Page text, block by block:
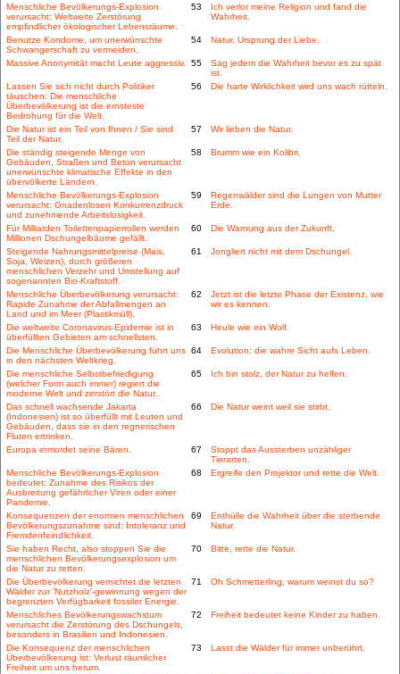
Menschliche Bevölkerungs-Explosion
verursacht: Weltweite Zerstörung
empfindlicher ökologischer Lebensräume.
53
Ich verlor meine Religion und fand die
Wahrheit.
Benutze Kondome, um unerwünschte
Schwangerschaft zu vermeiden.
54 Natur, Ursprung der Liebe.
Massive Anonymität macht Leute aggressiv. 55
Sag jedem die Wahrheit bevor es zu spät
ist.
Lassen Sie sich nicht durch Politiker
täuschen: Die menschliche
Überbevölkerung ist die ernsteste
Bedrohung für die Welt.
56 Die harte Wirklichkeit wird uns wach rütteln.
Die Natur ist ein Teil von Ihnen / Sie sind
Teil der Natur.
57 Wir lieben die Natur.
Die ständig steigende Menge von
Gebäuden, Straßen und Beton verursacht
unerwünschte klimatische Effekte in den
übervölkerte Ländern.
58 Brumm wie ein Kolibri.
Menschliche Bevölkerungs-Explosion
verursacht: Gnadenlosen Konkurrenzdruck
und zunehmende Arbeitslosigkeit.
59
Regenwälder sind die Lungen von Mutter
Erde.
Für Milliarden Toilettenpapierrollen werden
Millionen Dschungelbäume gefällt.
60 Die Warnung aus der Zukunft.
Steigende Nahrungsmittelpreise (Mais,
Soja, Weizen), durch größeren
menschlichen Verzehr und Umstellung auf
sogenannten Bio-Kraftstoff.
61 Jongliert nicht mit dem Dschungel.
Menschliche Überbevölkerung verursacht:
Rapide Zunahme der Abfallmengen an
Land und im Meer (Plastikmüll).
62
Jetzt ist die letzte Phase der Existenz, wie
wir es kennen.
Die weltweite Coronavirus-Epidemie ist in
überfüllten Gebieten am schnellsten.
63 Heule wie ein Wolf.
Die Menschliche Überbevölkerung führt uns
in den nächsten Weltkrieg.
64 Evolution: die wahre Sicht aufs Leben.
Die menschliche Selbstbefriedigung
(welcher Form auch immer) regiert die
moderne Welt und zerstört die Natur..
65 Ich bin stolz, der Natur zu helfen.
Das schnell wachsende Jakarta
(Indonesien) ist so überfüllt mit Leuten und
Gebäuden, dass sie in den regnerischen
Fluten ertrinken.
66 Die Natur weint weil sie stirbt.
Europa ermordet seine Bären. 67
Stoppt das Aussterben unzähliger
Tierarten.
Menschliche Bevölkerungs-Explosion
bedeutet: Zunahme des Risikos der
Ausbreitung gefährlicher Viren oder einer
Pandemie.
68 Ergreife den Projektor und rette die Welt.
Konsequenzen der enormen menschlichen
Bevölkerungszunahme sind: Intoleranz und
Fremdenfeindlichkeit.
69
Enthülle die Wahrheit über die sterbende
Natur.
Sie haben Recht, also stoppen Sie die
menschlichen Bevölkerungsexplosion um
die Natur zu retten.
70 Bitte, rette die Natur.
Die Überbevölkerung vernichtet die letzten
Wälder zur 'Nutzholz'-gewinnung wegen der
begrenzten Verfügbarkeit fossiler Energie.
71 Oh Schmetterling, warum weinst du so?
Menschliches Bevölkerungswachstum
verursacht die Zerstörung des Dschungels,
besonders in Brasilien und Indonesien.
72 Freiheit bedeutet keine Kinder zu haben.
Die Konsequenz der menschlichen
Überbevölkerung ist: Verlust räumlicher
Freiheit um uns herum.
73 Lasst die Wälder für immer unberührt.